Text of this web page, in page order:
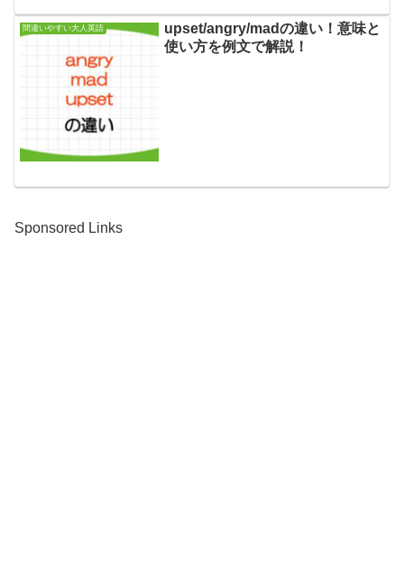
間違いやすい大人英語
upset/angry/madの違い！意味と
使い方を例文で解説！
Sponsored Links